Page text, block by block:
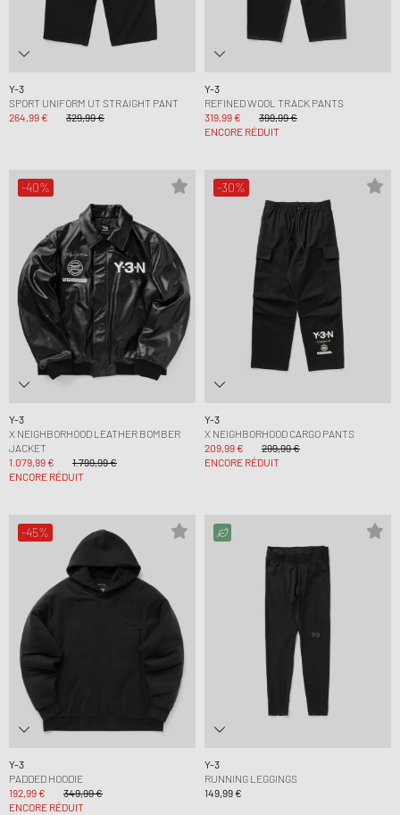
Y-3
SPORT UNIFORM UT STRAIGHT PANT
264,99 €
329,99 €
Y-3
REFINED WOOL TRACK PANTS
319,99 €
399,99 €
ENCORE RÉDUIT
-40%
Y-3
X NEIGHBORHOOD LEATHER BOMBER
JACKET
1.079,99 €
1.799,99 €
ENCORE RÉDUIT
-30%
Y-3
X NEIGHBORHOOD CARGO PANTS
209,99 €
299,99 €
ENCORE RÉDUIT
-45%
Y-3
PADDED HOODIE
192,99 €
349,99 €
ENCORE RÉDUIT
Y-3
RUNNING LEGGINGS
149,99 €